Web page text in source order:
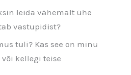
leida vähemalt ühe
vastupidist?
tuli? Kas see on minu
kellegi teise